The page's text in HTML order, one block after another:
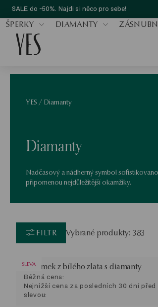
SALE do -50%. Najdi si něco pro sebe!
ŠPERKY DIAMANTY
YES / Diamanty
Diamanty
Nadčasový a nádherný symbol
připomenou nejdůležitější okamžiky.
FILTR Vybrané produkty: 383
SLEVA
Náramek z bílého zlata s diamanty
Běžná cena:
Nejnižší cena za posledních 30 dní před
slevou: